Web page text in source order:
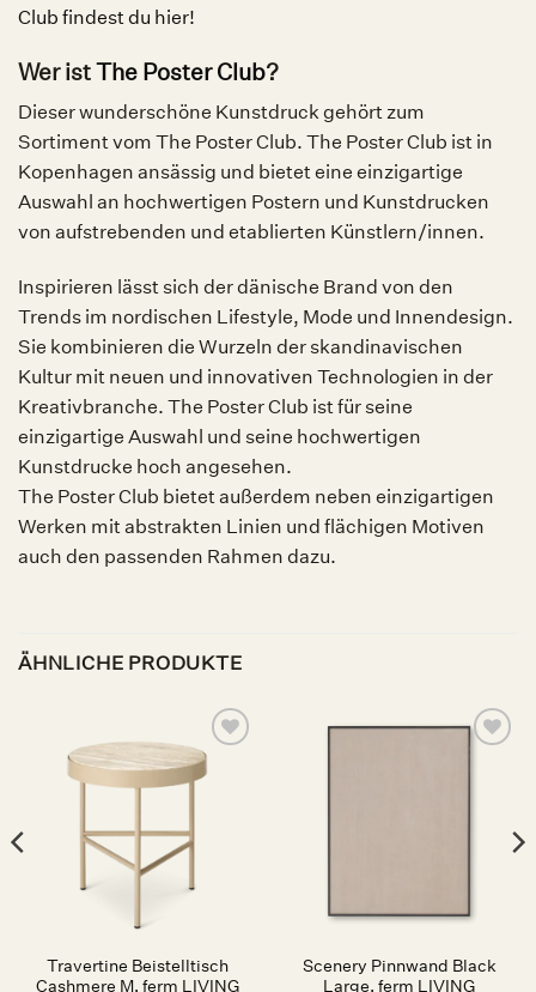
Club findest du hier!
Wer istThe Poster Club?
Dieser wunderschöne Kunstdruck gehört zum
Sortiment vom The Poster Club. The Poster Club ist in
Kopenhagen ansässig und bietet eine einzigartige
Auswahl an hochwertigen Postern und Kunstdrucken
von aufstrebenden und etablierten Künstlern/innen.
Inspirieren lässt sich der dänische Brand von den
Trends im nordischen Lifestyle, Mode und Innendesign.
Sie kombinieren die Wurzeln der skandinavischen
Kultur mit neuen und innovativen Technologien in der
Kreativbranche. The Poster Club ist für seine
einzigartige Auswahl und seine hochwertigen
Kunstdrucke hoch angesehen.
The Poster Club bietet außerdem neben einzigartigen
Werken mit abstrakten Linien und flächigen Motiven
auch den passenden Rahmen dazu.
ÄHNLICHE PRODUKTE
Auf die
Wunschliste
Travertine Beistelltisch
Cashmere M, ferm LIVING
Scenery Pinnwand Black
Large, ferm LIVING